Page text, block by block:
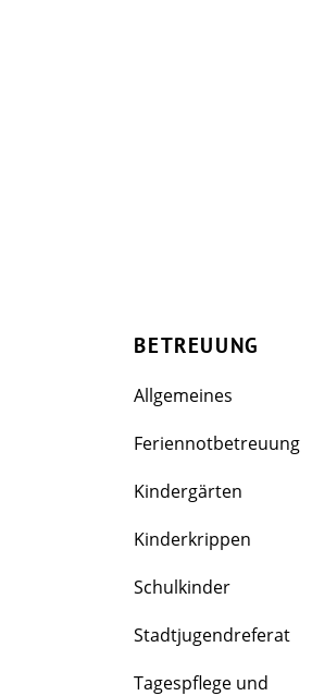
BETREUUNG
Allgemeines
Feriennotbetreuung
Kindergärten
Kinderkrippen
Schulkinder
Stadtjugendreferat
Tagespflege und